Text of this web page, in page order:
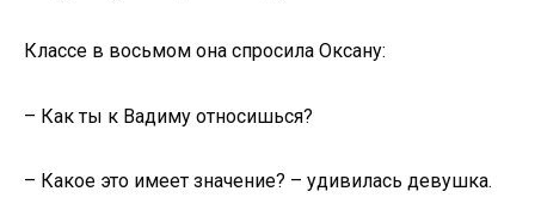
Классе в восьмом она спросила Оксану:
– Как ты к Вадиму относишься?
– Какое это имеет значение? – удивилась девушка.